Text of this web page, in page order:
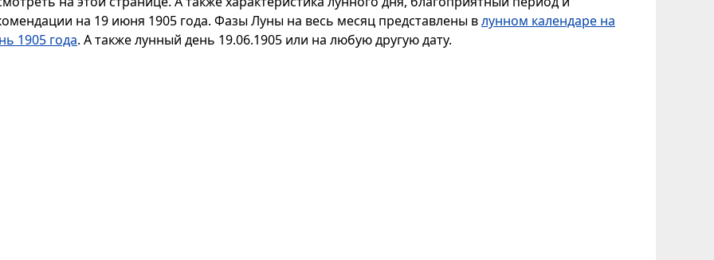
на 19 июня 1905 года. Фазы Луны на весь месяц представлены влунном календаре на
1905 года. А также лунный день 19.06.1905 или на любую другую дату.